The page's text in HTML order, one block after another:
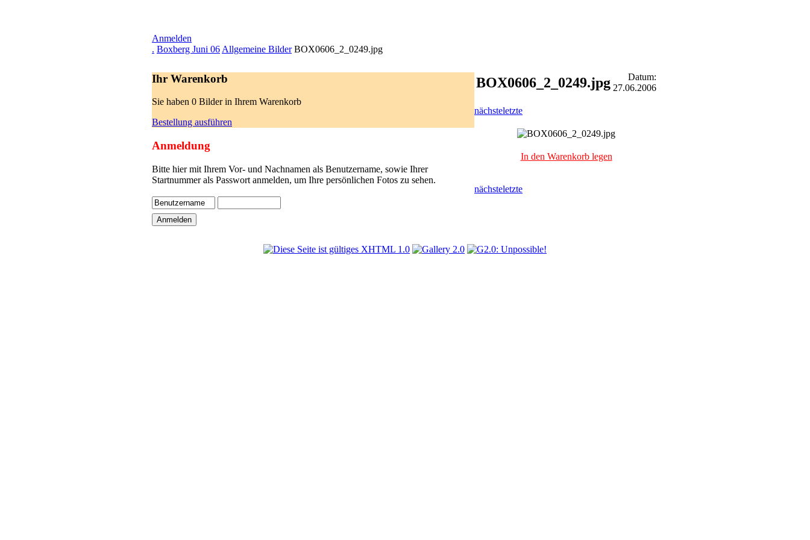
Anmelden
. Boxberg Juni 06 Allgemeine Bilder BOX0606_2_0249.jpg
Ihr Warenkorb
Sie haben 0 Bilder in Ihrem Warenkorb
Bestellung ausführen
Anmeldung
Bitte hier mit Ihrem Vor- und Nachnamen als Benutzername, sowie Ihrer
Startnummer als Passwort anmelden, um Ihre persönlichen Fotos zu sehen.
BOX0606_2_0249.jpg
Datum:
27.06.2006
nächsteletzte
In den Warenkorb legen
nächsteletzte